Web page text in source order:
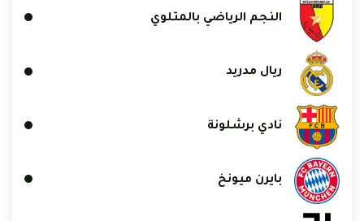
النجم الرياضي بالمتلوي
ريال مدريد
نادي برشلونة
بايرن ميونخ